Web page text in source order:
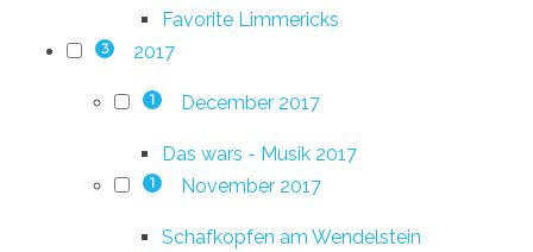
Favorite Limmericks
3 2017
1 December 2017
Das wars - Musik 2017
1 November 2017
Schafkopfen am Wendelstein